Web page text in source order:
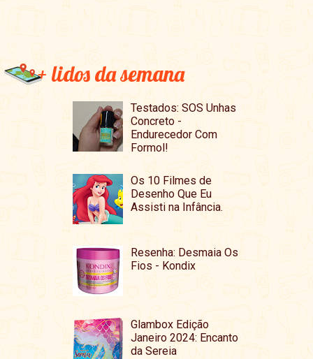
+ lidos da semana
Testados: SOS Unhas
Concreto -
Endurecedor Com
Formol!
Os 10 Filmes de
Desenho Que Eu
Assisti na Infância.
Resenha: Desmaia Os
Fios - Kondix
Glambox Edição
Janeiro 2024: Encanto
da Sereia